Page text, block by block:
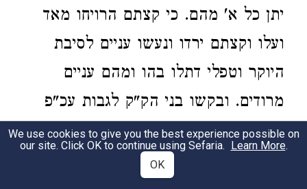
יתן כל א' מהם. כי קצתם הרויחו מאד
ועלו וקצתם ירדו ונעשו עניים לסיבת
היוקר וטפלי דתלו בהו ומהם עניים
מרודים. ובקשו בני הק"ק לגבות עכ"פ
סך הנ"ל מהם ולכפות ולנגוש קצתן גם
בשביל חביריהם העניים עד שיבוא לידן
We use cookies to give you the best experience possible on
our site. Click OK to continue using Sefaria. Learn More.
OK